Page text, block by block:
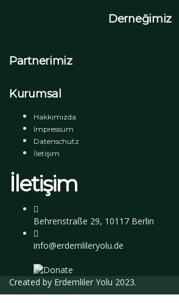
Derneğimiz
Partnerimiz
Kurumsal
Hakkımızda
Impressum
Datenschutz
İletişim
İletişim
Behrenstraße 29, 10117 Berlin
info@erdemlileryolu.de
Created by Erdemliler Yolu 2023.